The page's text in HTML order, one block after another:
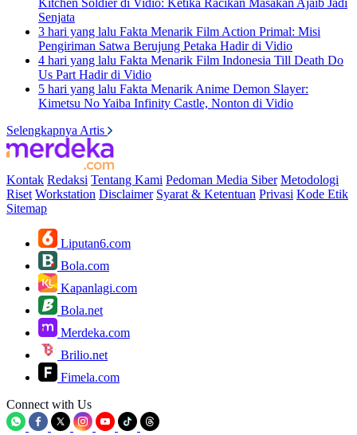
Kitchen Soldier di Vidio: Ketika Racikan Masakan Ajaib Jadi
Senjata
3 hari yang lalu Fakta Menarik Film Action Primal: Misi
Pengiriman Satwa Berujung Petaka Hadir di Vidio
4 hari yang lalu Fakta Menarik Film Indonesia Till Death Do
Us Part Hadir di Vidio
5 hari yang lalu Fakta Menarik Anime Demon Slayer:
Kimetsu No Yaiba Infinity Castle, Nonton di Vidio
Selengkapnya Artis
Kontak Redaksi Tentang Kami Pedoman Media Siber Metodologi
Riset Workstation Disclaimer Syarat & Ketentuan Privasi Kode Etik
Sitemap
Liputan6.com
Bola.com
Kapanlagi.com
Bola.net
Merdeka.com
Brilio.net
Fimela.com
Connect with Us